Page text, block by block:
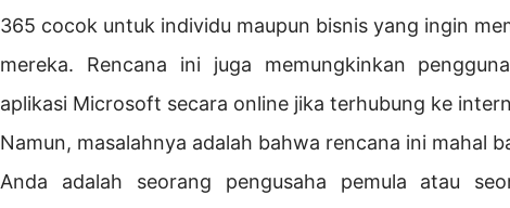
365 cocok untuk individu maupun bisnis yang ingin
mereka. Rencana ini juga memungkinkan
aplikasi Microsoft secara online jika terhubung ke
Namun, masalahnya adalah bahwa rencana ini mahal
Anda adalah seorang pengusaha pemula atau